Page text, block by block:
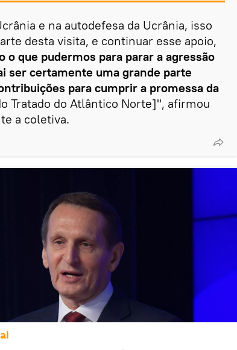
e na autodefesa da Ucrânia, isso
desta visita, e continuar esse apoio,
o que pudermos para parar a agressão
ser certamente uma grande parte
para cumprir a promessa da
Tratado do Atlântico Norte]", afirmou
a coletiva.